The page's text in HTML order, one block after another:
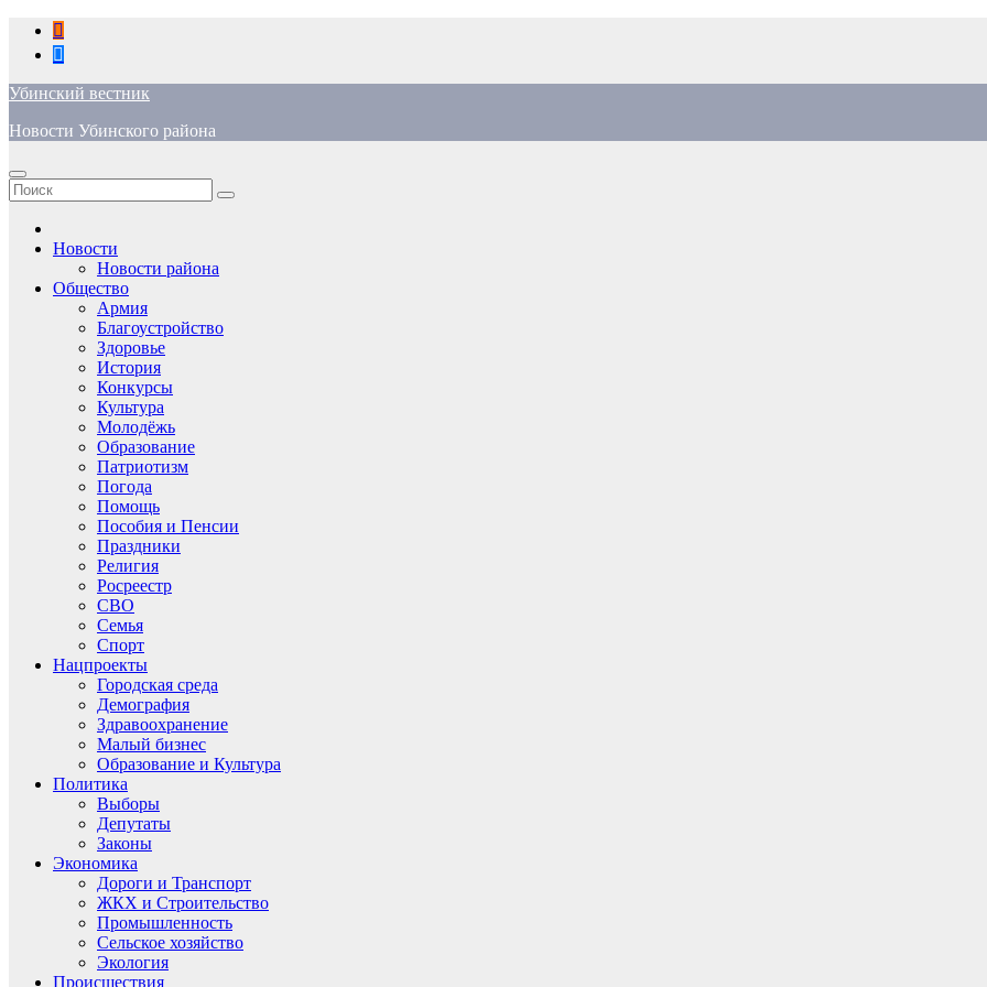
Перейти
содержимому
Убинский вестник
Новости Убинского района
Новости
Новости района
Общество
Армия
Благоустройство
Здоровье
История
Конкурсы
Культура
Молодёжь
Образование
Патриотизм
Погода
Помощь
Пособия и Пенсии
Праздники
Религия
Росреестр
СВО
Семья
Спорт
Нацпроекты
Городская среда
Демография
Здравоохранение
Малый бизнес
Образование и Культура
Политика
Выборы
Депутаты
Законы
Экономика
Дороги и Транспорт
ЖКХ и Строительство
Промышленность
Сельское хозяйство
Экология
Происшествия